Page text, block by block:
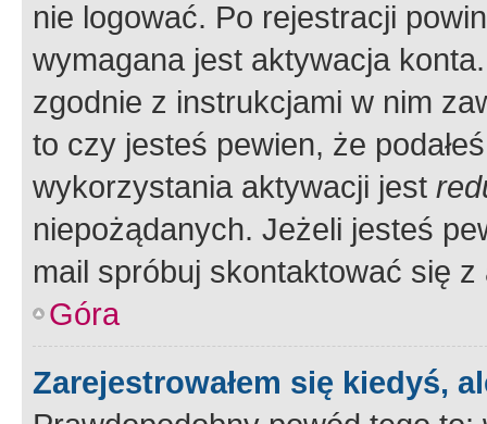
nie logować. Po rejestracji
wymagana jest aktywacja
zgodnie z instrukcjami w nim
to czy jesteś pewien, że
wykorzystania aktywacji jest
niepożądanych. Jeżeli jesteś
mail spróbuj skontaktować się
Góra
Zarejestrowałem się kiedyś,